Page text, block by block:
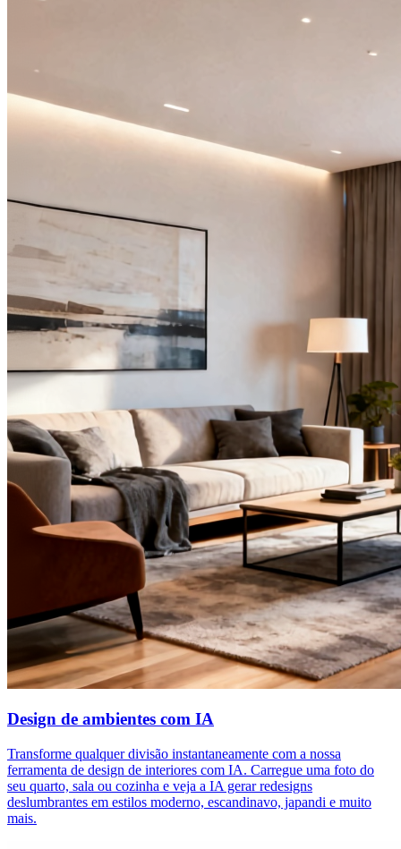
Design de ambientes com IA
Transforme qualquer divisão instantaneamente com a nossa
ferramenta de design de interiores com IA. Carregue uma foto do
seu quarto, sala ou cozinha e veja a IA gerar redesigns
deslumbrantes em estilos moderno, escandinavo, japandi e muito
mais.